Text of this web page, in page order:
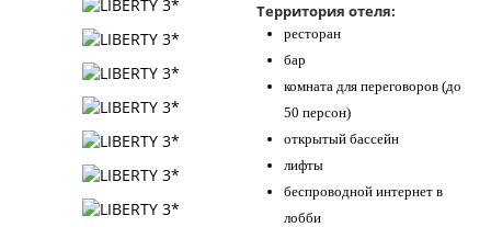
Территория отеля:
ресторан
бар
комната для переговоров (до
50 персон)
открытый бассейн
лифты
беспроводной интернет в
лобби